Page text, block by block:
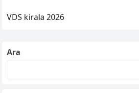
VDS kirala 2026
Ara